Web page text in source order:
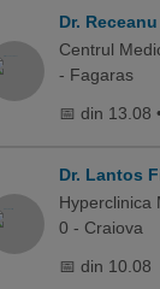
Dr.
Centrul
- Fagaras
📅 din 13.08
Dr. Lantos
Hyperclinica
0 - Craiova
📅 din 10.08